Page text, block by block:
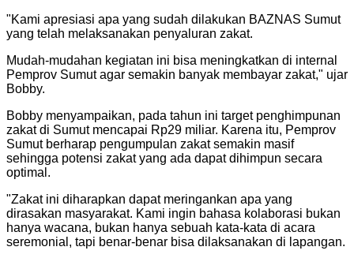
"Kami apresiasi apa yang sudah dilakukan BAZNAS Sumut
yang telah melaksanakan penyaluran zakat.
Mudah-mudahan kegiatan ini bisa meningkatkan di internal
Pemprov Sumut agar semakin banyak membayar zakat," ujar
Bobby.
Bobby menyampaikan, pada tahun ini target penghimpunan
zakat di Sumut mencapai Rp29 miliar. Karena itu, Pemprov
Sumut berharap pengumpulan zakat semakin masif
sehingga potensi zakat yang ada dapat dihimpun secara
optimal.
"Zakat ini diharapkan dapat meringankan apa yang
dirasakan masyarakat. Kami ingin bahasa kolaborasi bukan
hanya wacana, bukan hanya sebuah kata-kata di acara
seremonial, tapi benar-benar bisa dilaksanakan di lapangan.